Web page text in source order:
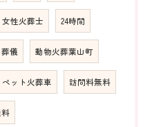
女性火葬士 24時間
儀 動物火葬葉山町
ペット火葬車 訪問料無料